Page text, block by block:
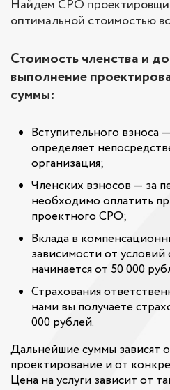
Найдем СРО
оптимальной стоимостью
Стоимость членства и
выполнение
суммы:
Вступительного взноса
определяет
организация;
Членских взносов — за
необходимо оплатить
проектного СРО;
Вклада в
зависимости от условий
начинается от 50 000
Страхования
нами вы получаете
000 рублей.
Дальнейшие суммы зависят
проектирование и от
Цена на услуги зависит от